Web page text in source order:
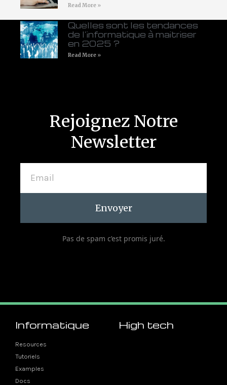
Read More »
Quelles sont les tendances
de l’informatique à maitriser
en 2025 ?
Read More »
Rejoignez Notre
Newsletter
Envoyer
Pas de spam c’est promis juré.
Informatique
Resources
Tutoriels
Examples
Docs
High tech